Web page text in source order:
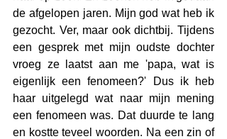
de afgelopen jaren. Mijn god wat heb ik
gezocht. Ver, maar ook dichtbij. Tijdens
een gesprek met mijn oudste dochter
vroeg ze laatst aan me 'papa, wat is
eigenlijk een fenomeen?' Dus ik heb
haar uitgelegd wat naar mijn mening
een fenomeen was. Dat duurde te lang
en kostte teveel woorden. Na een zin of